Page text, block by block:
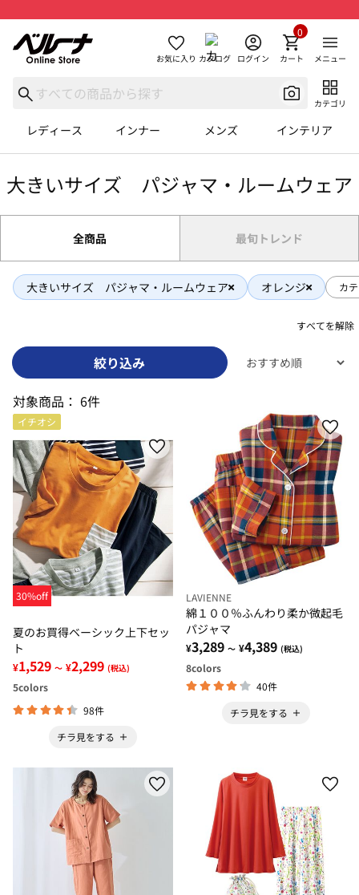
お気に入り カタログ ログイン カート
0
メニュー
カテゴリ
レディース インナー メンズ インテリア
大きいサイズ パジャマ・ルームウェア
全商品 最旬トレンド
大きいサイズ パジャマ・ルームウェア オレンジ カ
すべてを解除
絞り込み
対象商品： 6件
イチオシ
30%off
夏のお買得ベーシック上下セッ
ト
¥1,529 ～ ¥2,299 (税込)
5colors
98件
チラ見をする
LAVIENNE
綿１００％ふんわり柔か微起毛
パジャマ
¥3,289 ～ ¥4,389 (税込)
8colors
40件
チラ見をする